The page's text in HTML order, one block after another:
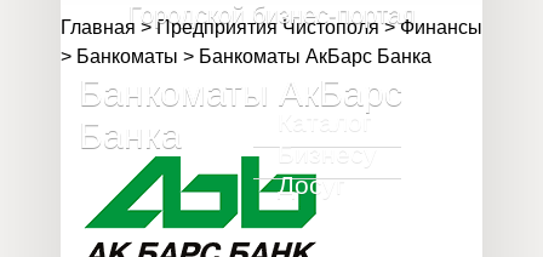
Городской бизнес-портал
Каталог
Бизнесу
Досуг
Главная > Предприятия Чистополя > Финансы
> Банкоматы > Банкоматы АкБарс Банка
Банкоматы АкБарс
Банка